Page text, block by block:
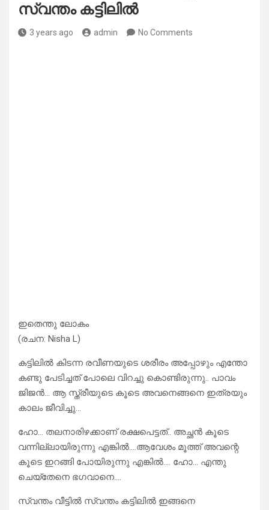
സ്വന്തം കട്ടിലിൽ
3 years ago admin No Comments
ഇതെന്തു ലോകം
(രചന: Nisha L)
കട്ടിലിൽ കിടന്ന രവീണയുടെ ശരീരം അപ്പോഴും എന്തോ
കണ്ടു പേടിച്ചത് പോലെ വിറച്ചു കൊണ്ടിരുന്നു.. പാവം
ജിജൻ… ആ സ്ത്രീയുടെ കൂടെ അവനെങ്ങനെ ഇത്രയും
കാലം ജീവിച്ചു…
ഹോ… തലനാരിഴക്കാണ്‌ രക്ഷപെട്ടത്.. അച്ഛൻ കൂടെ
വന്നില്ലായിരുന്നു എങ്കിൽ….ആവേശം മൂത്ത് അവന്റെ
കൂടെ ഇറങ്ങി പോയിരുന്നു എങ്കിൽ…. ഹോ… എന്തു
ചെയ്തേനെ ഭഗവാനെ….
സ്വന്തം വീട്ടിൽ സ്വന്തം കട്ടിലിൽ ഇങ്ങനെ